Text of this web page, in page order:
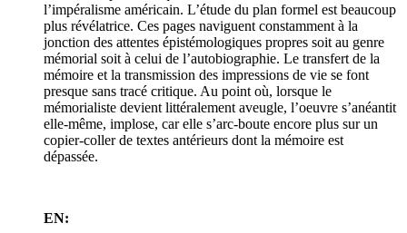
l’impéralisme américain. L’étude du plan formel est beaucoup
plus révélatrice. Ces pages naviguent constamment à la
jonction des attentes épistémologiques propres soit au genre
mémorial soit à celui de l’autobiographie. Le transfert de la
mémoire et la transmission des impressions de vie se font
presque sans tracé critique. Au point où, lorsque le
mémorialiste devient littéralement aveugle, l’oeuvre s’anéantit
elle-même, implose, car elle s’arc-boute encore plus sur un
copier-coller de textes antérieurs dont la mémoire est
dépassée.
EN: